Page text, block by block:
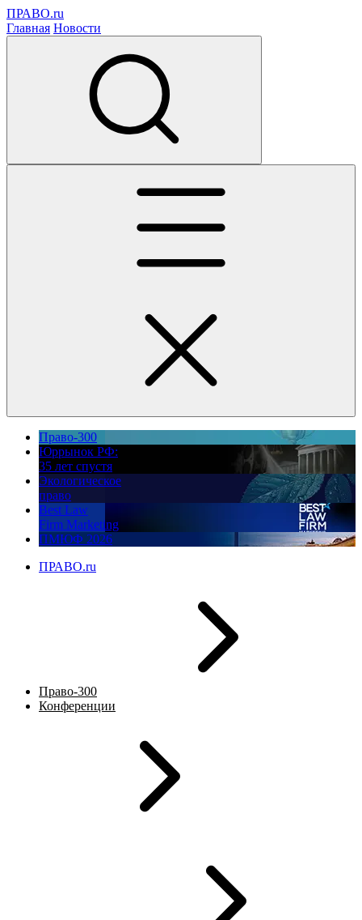
ПРАВО.ru
Главная Новости
Право-300
Юррынок РФ:
35 лет спустя
Экологическое
право
Best Law
Firm Marketing
ПМЮФ 2026
ПРАВО.ru
Право-300
Конференции